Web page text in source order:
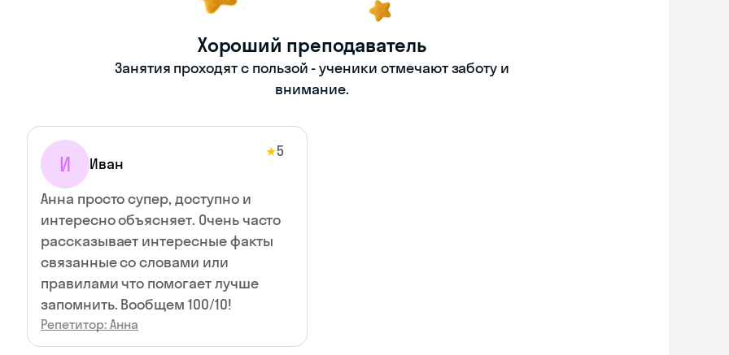
Хороший преподаватель
Занятия проходят с пользой - ученики отмечают заботу и
внимание.
И Иван
★5
Анна просто супер, доступно и
интересно объясняет. Очень часто
рассказывает интересные факты
связанные со словами или
правилами что помогает лучше
запомнить. Вообщем 100/10!
Репетитор: Анна